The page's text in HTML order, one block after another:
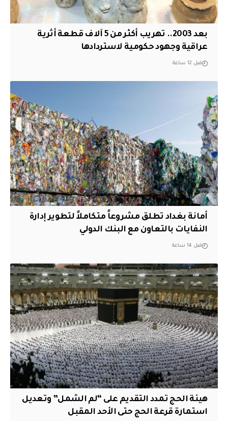
بعد 2003.. تهريب أكثر من 5 آلاف قطعة أثرية
عراقية وجهود حكومية لاستردادها
قبل 12 ساعة
أمانة بغداد تطلق مشروعاً متكاملاً لتطوير إدارة
النفايات بالتعاون مع البنك الدولي
قبل 14 ساعة
هيئة الحج تمدد التقديم على “لم الشمل” وتعديل
استمارة قرعة الحج حتى الأحد المقبل